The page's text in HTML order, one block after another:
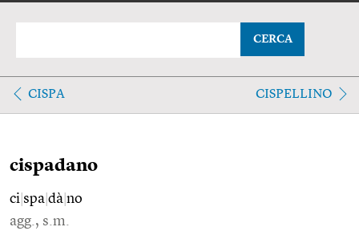
CERCA
CISPA CISPELLINO
cispadano
ci spa dà no
agg., s.m.